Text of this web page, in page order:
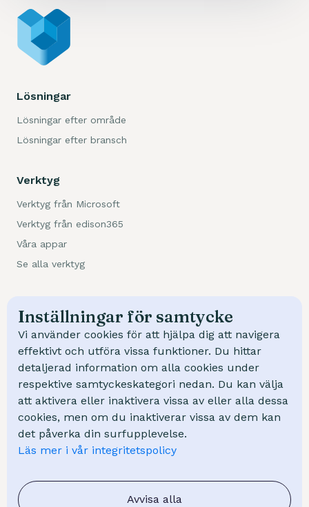
Lösningar
Lösningar efter område
Lösningar efter bransch
Verktyg
Verktyg från Microsoft
Verktyg från edison365
Våra appar
Se alla verktyg
NCC
Swep
Mölndal Energi
Kunskap
Kurser
FAQ - Vanliga frågor
Inställningar för samtycke
Vi använder cookies för att hjälpa dig att navigera
effektivt och utföra vissa funktioner. Du hittar
detaljerad information om alla cookies under
respektive samtyckeskategori nedan. Du kan välja
att aktivera eller inaktivera vissa av eller alla dessa
cookies, men om du inaktiverar vissa av dem kan
det påverka din surfupplevelse.
Läs mer i vår integritetspolicy
Avvisa alla